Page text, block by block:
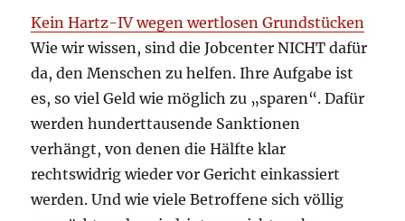
Kein Hartz-IV wegen wertlosen Grundstücken
Wie wir wissen, sind die Jobcenter NICHT dafür
da, den Menschen zu helfen. Ihre Aufgabe ist
es, so viel Geld wie möglich zu „sparen“. Dafür
werden hunderttausende Sanktionen
verhängt, von denen die Hälfte klar
rechtswidrig wieder vor Gericht einkassiert
werden. Und wie viele Betroffene sich völlig